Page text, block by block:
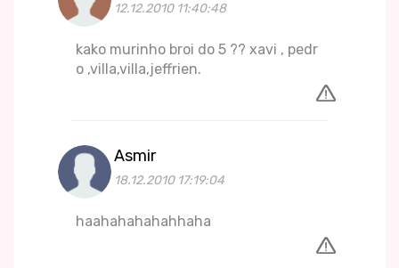
12.12.2010 11:40:48
kako murinho broi do 5 ?? xavi , pedr
o ,villa,villa,jeffrien.
Asmir
18.12.2010 17:19:04
haahahahahahhaha